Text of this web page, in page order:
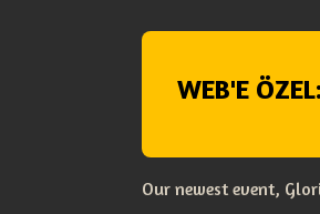
WEB'E
Our newest event,